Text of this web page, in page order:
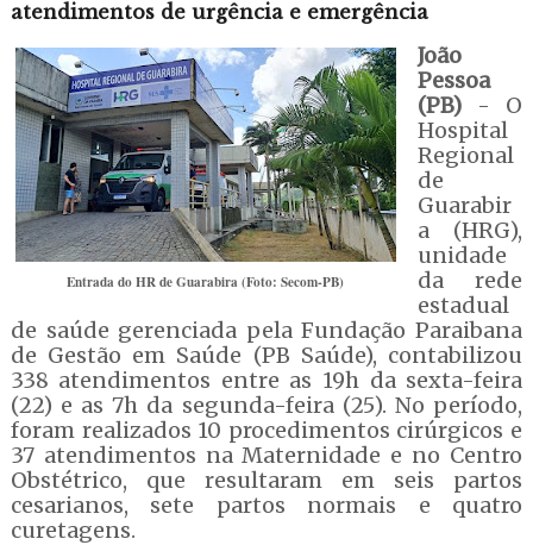
atendimentos de urgência e emergência
Entrada do HR de Guarabira (Foto: Secom-PB)
João
Pessoa
(PB)- O
Hospital
Regional
de
Guarabir
a (HRG),
unidade
da rede
estadual
de saúde gerenciada pela Fundação Paraibana
de Gestão em Saúde (PB Saúde), contabilizou
338 atendimentos entre as 19h da sexta-feira
(22) e as 7h da segunda-feira (25). No período,
foram realizados 10 procedimentos cirúrgicos e
37 atendimentos na Maternidade e no Centro
Obstétrico, que resultaram em seis partos
cesarianos, sete partos normais e quatro
curetagens.